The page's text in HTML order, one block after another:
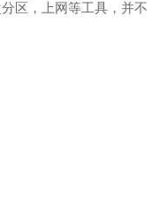
区，上网等工具，并不